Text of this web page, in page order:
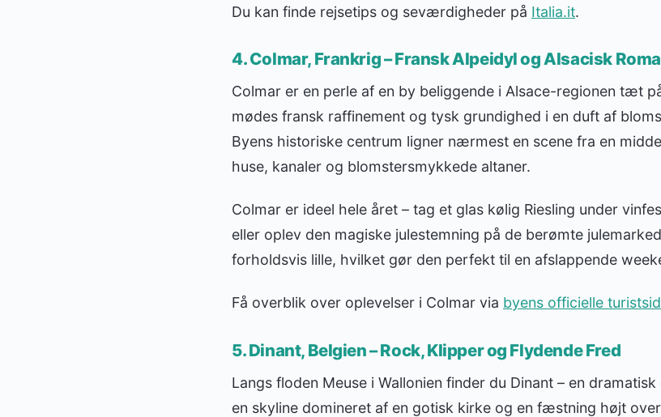
Du kan finde rejsetips og seværdigheder på Italia.it.
4. Colmar, Frankrig – Fransk Alpeidyl og Alsacisk
Colmar er en perle af en by beliggende i Alsace-regionen tæt
mødes fransk raffinement og tysk grundighed i en duft af
Byens historiske centrum ligner nærmest en scene fra en
huse, kanaler og blomstersmykkede altaner.
Colmar er ideel hele året – tag et glas kølig Riesling under
eller oplev den magiske julestemning på de berømte
forholdsvis lille, hvilket gør den perfekt til en afslappende
Få overblik over oplevelser i Colmar via byens officielle
5. Dinant, Belgien – Rock, Klipper og Flydende Fred
Langs floden Meuse i Wallonien finder du Dinant – en
en skyline domineret af en gotisk kirke og en fæstning højt